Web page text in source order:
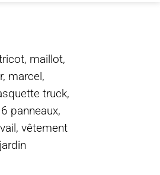
maillot,
marcel,
truck,
panneaux,
vêtement